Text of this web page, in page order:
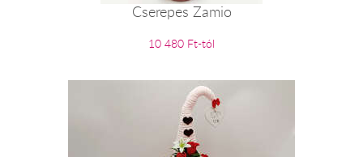
Cserepes Zamio
10 480 Ft-tól